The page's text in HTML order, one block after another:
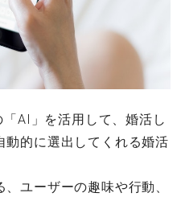
AI」を活用して、婚活し
動的に選出してくれる婚活
、ユーザーの趣味や行動、